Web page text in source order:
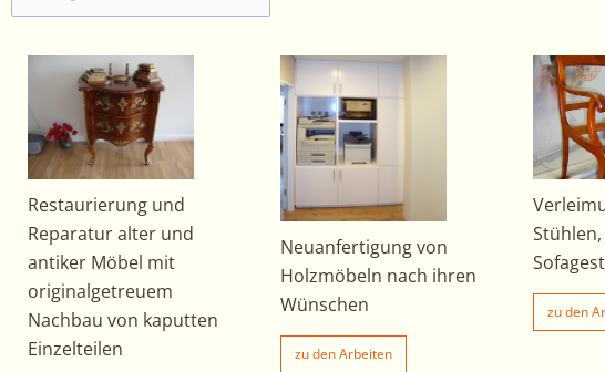
auswählen:
Restaurierung und
Reparatur alter und
antiker Möbel mit
originalgetreuem
Nachbau von kaputten
Einzelteilen
Neuanfertigung von
Holzmöbeln nach ihren
Wünschen
zu den Arbeiten
zu den